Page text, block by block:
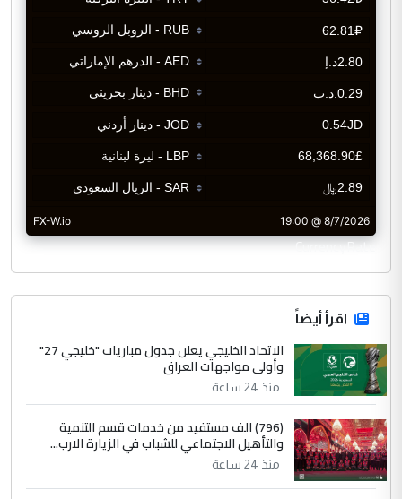
CurrencyRate
اقرأ أيضاً
الاتحاد الخليجي يعلن جدول مباريات "خليجي 27"
وأولى مواجهات العراق
منذ 24 ساعة
(796) الف مستفيد من خدمات قسم التنمية
والتأهيل الاجتماعي للشباب في الزيارة الارب...
منذ 24 ساعة